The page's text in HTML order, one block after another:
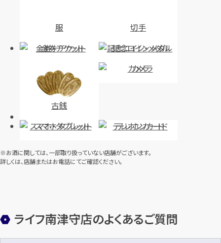
服
切手
金券・チケット
記念コイン・メダル
古銭
カメラ
スマホ・タブレット テレホンカード
※お酒に関しては、一部取り扱っていない店舗がございます。
詳しくは、店舗またはお電話にてご確認ください。
ライフ南津守店のよくあるご質問